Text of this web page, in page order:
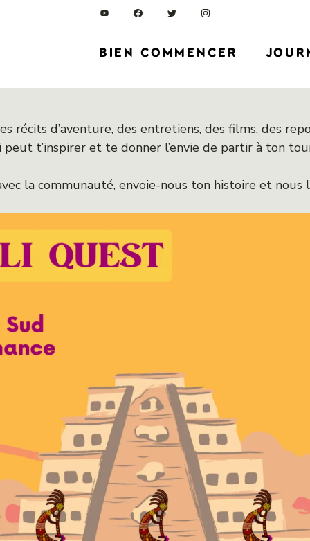
BIEN COMMENCER
récits d’aventure, des entretiens, des films, des
t’inspirer et te donner l’envie de partir à ton
la communauté, envoie-nous ton histoire et nous